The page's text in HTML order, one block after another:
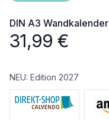
DIN A3 Wandkalender
31,99 €
NEU: Edition 2027